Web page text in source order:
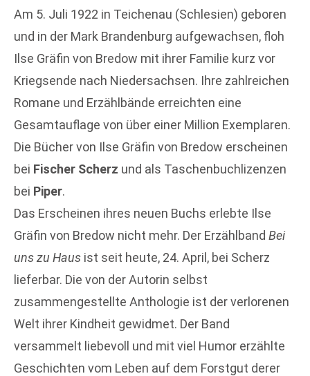
Am 5. Juli 1922 in Teichenau (Schlesien) geboren
und in der Mark Brandenburg aufgewachsen, floh
Ilse Gräfin von Bredow mit ihrer Familie kurz vor
Kriegsende nach Niedersachsen. Ihre zahlreichen
Romane und Erzählbände erreichten eine
Gesamtauflage von über einer Million Exemplaren.
Die Bücher von Ilse Gräfin von Bredow erscheinen
bei Fischer Scherz und als Taschenbuchlizenzen
bei Piper.
Das Erscheinen ihres neuen Buchs erlebte Ilse
Gräfin von Bredow nicht mehr. Der Erzählband Bei
uns zu Haus ist seit heute, 24. April, bei Scherz
lieferbar. Die von der Autorin selbst
zusammengestellte Anthologie ist der verlorenen
Welt ihrer Kindheit gewidmet. Der Band
versammelt liebevoll und mit viel Humor erzählte
Geschichten vom Leben auf dem Forstgut derer